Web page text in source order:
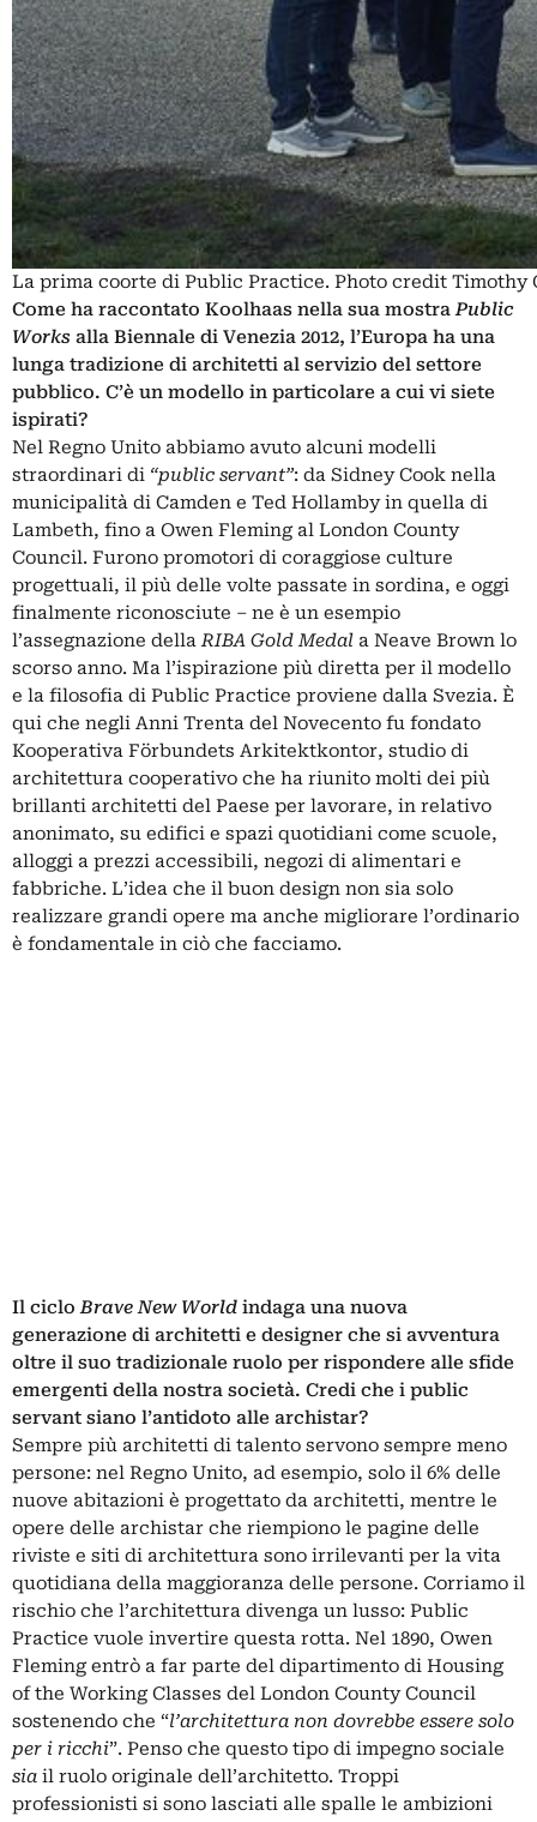
La prima coorte di Public Practice. Photo credit Timothy
Come ha raccontato Koolhaas nella sua mostraPublic
Works alla Biennale di Venezia 2012, l’Europa ha una
lunga tradizione di architetti al servizio del settore
pubblico. C’è un modello in particolare a cui vi siete
ispirati?
Nel Regno Unito abbiamo avuto alcuni modelli
straordinari di “public servant”: da Sidney Cook nella
municipalità di Camden e Ted Hollamby in quella di
Lambeth, fino a Owen Fleming al London County
Council. Furono promotori di coraggiose culture
progettuali, il più delle volte passate in sordina, e oggi
finalmente riconosciute – ne è un esempio
l’assegnazione dellaRIBA Gold Medal a Neave Brown lo
scorso anno. Ma l’ispirazione più diretta per il modello
e la filosofia di Public Practice proviene dalla Svezia. È
qui che negli Anni Trenta del Novecento fu fondato
Kooperativa Förbundets Arkitektkontor, studio di
architettura cooperativo che ha riunito molti dei più
brillanti architetti del Paese per lavorare, in relativo
anonimato, su edifici e spazi quotidiani come scuole,
alloggi a prezzi accessibili, negozi di alimentari e
fabbriche. L’idea che il buon design non sia solo
realizzare grandi opere ma anche migliorare l’ordinario
è fondamentale in ciò che facciamo.
Il ciclo Brave New World indaga una nuova
generazione di architetti e designer che si avventura
oltre il suo tradizionale ruolo per rispondere alle sfide
emergenti della nostra società. Credi che i public
servant siano l’antidoto alle archistar?
Sempre più architetti di talento servono sempre meno
persone: nel Regno Unito, ad esempio, solo il 6% delle
nuove abitazioni è progettato da architetti, mentre le
opere delle archistar che riempiono le pagine delle
riviste e siti di architettura sono irrilevanti per la vita
quotidiana della maggioranza delle persone. Corriamo il
rischio che l’architettura divenga un lusso: Public
Practice vuole invertire questa rotta. Nel 1890, Owen
Fleming entrò a far parte del dipartimento di Housing
of the Working Classes del London County Council
sostenendo che “l’architettura non dovrebbe essere solo
per i ricchi”. Penso che questo tipo di impegno sociale
sia il ruolo originale dell’architetto. Troppi
professionisti si sono lasciati alle spalle le ambizioni